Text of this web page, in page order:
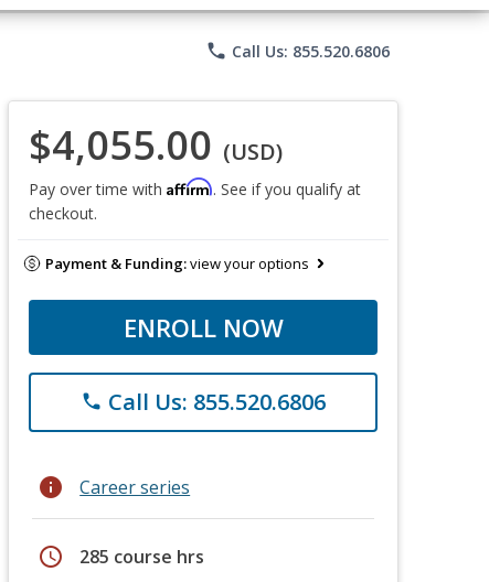
phone Call Us: 855.520.6806
$4,055.00 (USD)
Pay over time with Affirm. See if you qualify at
checkout.
Payment & Funding:view your options
ENROLL NOW
phone Call Us: 855.520.6806
info Career series
schedule 285 course hrs